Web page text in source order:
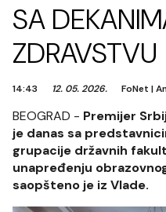
SA
ZDRAVSTVU
14:43 12. 05. 2026. FoNet |
BEOGRAD - Premijer
je danas sa
grupacije državnih
unapređenju
saopšteno je iz Vlade.